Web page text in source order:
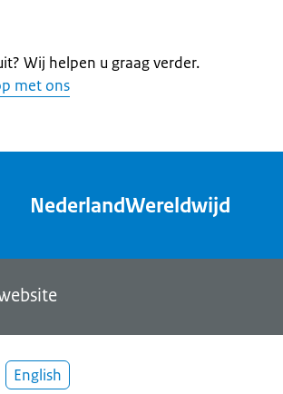
Wij helpen u graag verder.
met ons
NederlandWereldwijd
English